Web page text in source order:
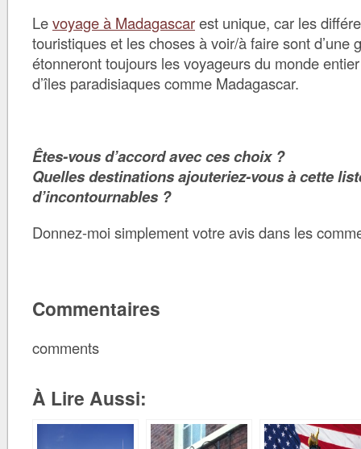
Levoyage à Madagascarest unique, car les
touristiques et les choses à voir/à faire sont d’une
étonneront toujours les voyageurs du monde
d’îles paradisiaques comme Madagascar.
Êtes-vous d’accord avec ces choix ?
Quelles destinations ajouteriez-vous à cette
d’incontournables ?
Donnez-moi simplement votre avis dans les
Commentaires
comments
À Lire Aussi: